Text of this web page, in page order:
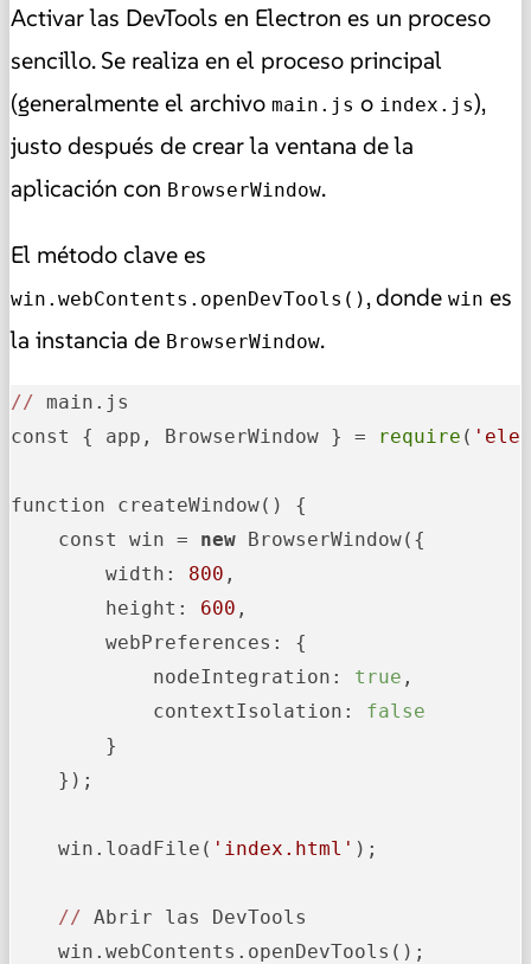
Activar las DevTools en Electron es un proceso
sencillo. Se realiza en el proceso principal
(generalmente el archivo main.js o index.js),
justo después de crear la ventana de la
aplicación con BrowserWindow.
El método clave es
win.webContents.openDevTools() , donde win es
la instancia de BrowserWindow.
// main.js
const { app, BrowserWindow } =
require (
function createWindow() {
    const win =
new BrowserWindow({
        width:
800 ,
        height:
600 ,
        webPreferences: {
            nodeIntegration:
true ,
            contextIsolation:
false
        }
    });
    win.loadFile(
'index.html' );
// Abrir las DevTools
    win.webContents.openDevTools();